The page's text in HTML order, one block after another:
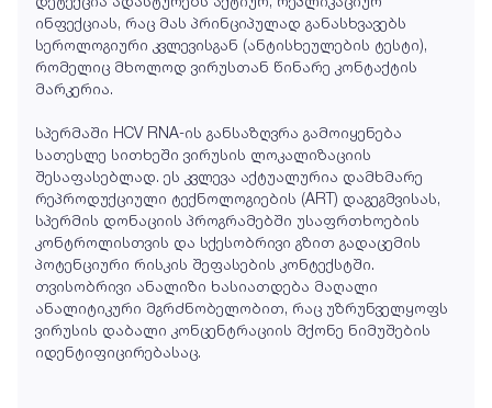
ინფექციას, რაც მას პრინციპულად განასხვავებს
სეროლოგიური კვლევისგან (ანტისხეულების ტესტი),
რომელიც მხოლოდ ვირუსთან წინარე კონტაქტის
მარკერია.
სპერმაში HCV RNA-ის განსაზღვრა გამოიყენება
სათესლე სითხეში ვირუსის ლოკალიზაციის
შესაფასებლად. ეს კვლევა აქტუალურია დამხმარე
რეპროდუქციული ტექნოლოგიების (ART) დაგეგმვისას,
სპერმის დონაციის პროგრამებში უსაფრთხოების
კონტროლისთვის და სქესობრივი გზით გადაცემის
პოტენციური რისკის შეფასების კონტექსტში.
თვისობრივი ანალიზი ხასიათდება მაღალი
ანალიტიკური მგრძნობელობით, რაც უზრუნველყოფს
ვირუსის დაბალი კონცენტრაციის მქონე ნიმუშების
იდენტიფიცირებასაც.